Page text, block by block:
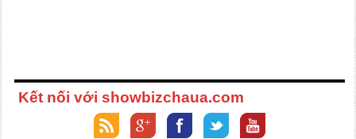
Kết nối với showbizchaua.com